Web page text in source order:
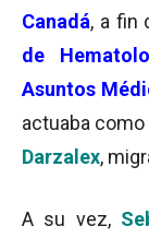
Canadá, a fin
de
Asuntos
actuaba como
Darzalex,
A su vez,